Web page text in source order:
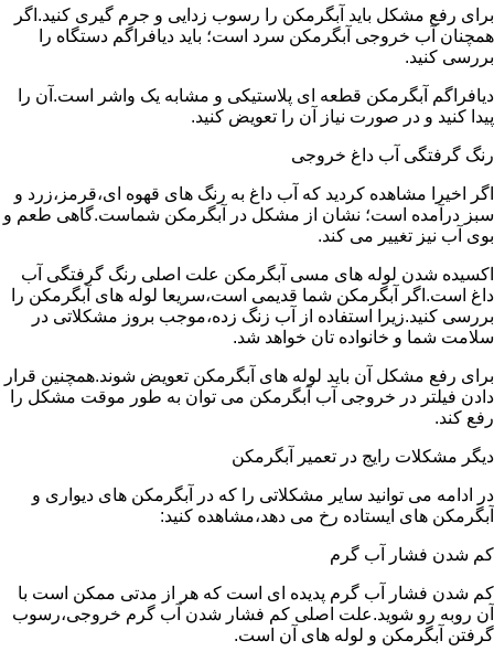
برای رفع مشکل باید آبگرمکن را رسوب زدایی و جرم گیری کنید.اگر
همچنان آب خروجی آبگرمکن سرد است؛ باید دیافراگم دستگاه را
بررسی کنید.
دیافراگم آبگرمکن قطعه ای پلاستیکی و مشابه یک واشر است.آن را
پیدا کنید و در صورت نیاز آن را تعویض کنید.
رنگ گرفتگی آب داغ خروجی
اگر اخیرا مشاهده کردید که آب داغ به رنگ های قهوه ای،قرمز،زرد و
سبز درآمده است؛ نشان از مشکل در آبگرمکن شماست.گاهی طعم و
بوی آب نیز تغییر می کند.
اکسیده شدن لوله های مسی آبگرمکن علت اصلی رنگ گرفتگی آب
داغ است.اگر آبگرمکن شما قدیمی است،سریعا لوله های آبگرمکن را
بررسی کنید.زیرا استفاده از آب زنگ زده،موجب بروز مشکلاتی در
سلامت شما و خانواده تان خواهد شد.
برای رفع مشکل آن باید لوله های آبگرمکن تعویض شوند.همچنین قرار
دادن فیلتر در خروجی آب آبگرمکن می توان به طور موقت مشکل را
رفع کند.
دیگر مشکلات رایج در تعمیر آبگرمکن
در ادامه می توانید سایر مشکلاتی را که در آبگرمکن های دیواری و
آبگرمکن های ایستاده رخ می دهد،مشاهده کنید:
کم شدن فشار آب گرم
کم شدن فشار آب گرم پدیده ای است که هر از مدتی ممکن است با
آن روبه رو شوید.علت اصلی کم فشار شدن آب گرم خروجی،رسوب
گرفتن آبگرمکن و لوله های آن است.